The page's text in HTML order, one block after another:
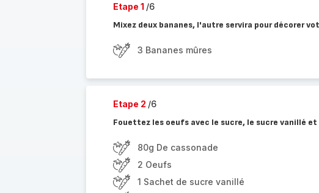
Etape 1 /6
Mixez deux bananes, l'autre servira pour décorer
3 Bananes mûres
Etape 2 /6
Fouettez les oeufs avec le sucre, le sucre vanillé
80g De cassonade
2 Oeufs
1 Sachet de sucre vanillé